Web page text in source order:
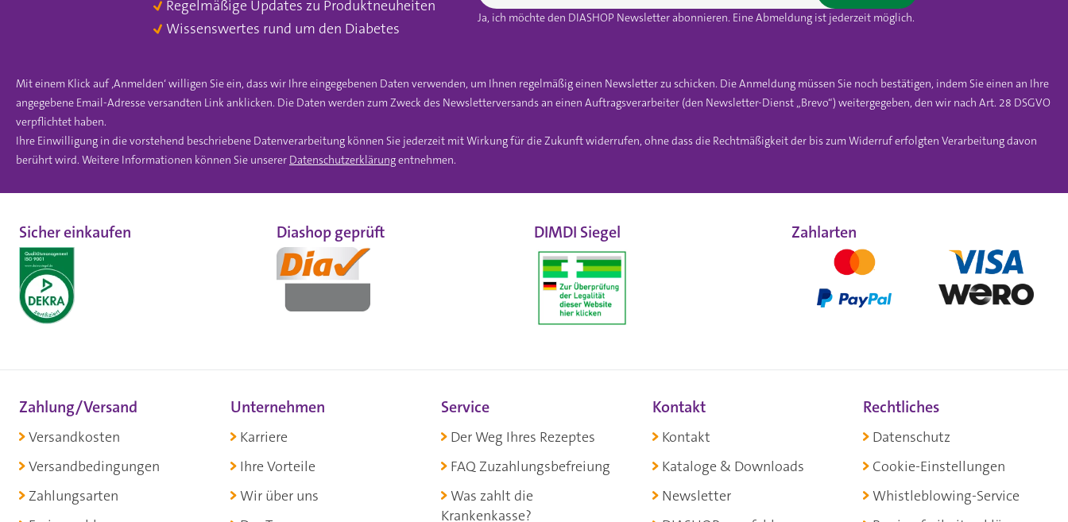
Regelmäßige Updates zu Produktneuheiten
Wissenswertes rund um den Diabetes
Ja, ich möchte den DIASHOP Newsletter abonnieren. Eine Abmeldung ist jederzeit möglich.
Mit einem Klick auf ‚Anmelden‘ willigen Sie ein, dass wir Ihre eingegebenen Daten verwenden, um Ihnen regelmäßig einen Newsletter zu schicken. Die Anmeldung müssen Sie noch bestätigen, indem Sie einen an Ihre
angegebene Email-Adresse versandten Link anklicken. Die Daten werden zum Zweck des Newsletterversands an einen Auftragsverarbeiter (den Newsletter-Dienst „Brevo“) weitergegeben, den wir nach Art. 28 DSGVO
verpflichtet haben.
Ihre Einwilligung in die vorstehend beschriebene Datenverarbeitung können Sie jederzeit mit Wirkung für die Zukunft widerrufen, ohne dass die Rechtmäßigkeit der bis zum Widerruf erfolgten Verarbeitung davon
berührt wird. Weitere Informationen können Sie unserer Datenschutzerklärungentnehmen.
Sicher einkaufen Diashop geprüft DIMDI Siegel Zahlarten
Zahlung/Versand
Versandkosten
Versandbedingungen
Zahlungsarten
Unternehmen
Karriere
Ihre Vorteile
Wir über uns
Service
Der Weg Ihres Rezeptes
FAQ Zuzahlungsbefreiung
Was zahlt die
Krankenkasse?
Kontakt
Kontakt
Kataloge & Downloads
Newsletter
Rechtliches
Datenschutz
Cookie-Einstellungen
Whistleblowing-Service